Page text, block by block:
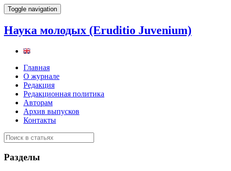
Toggle navigation
Наука молодых (Eruditio Juvenium)
Главная
О журнале
Редакция
Редакционная политика
Авторам
Архив выпусков
Контакты
Разделы